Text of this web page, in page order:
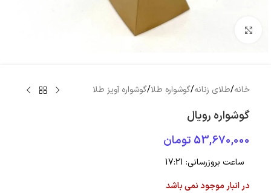
خانه/طلای زنانه/گوشواره طلا/گوشواره آویز طلا
گوشواره رویال
53,670,000 تومان
ساعت بروزرسانی: 17:21
در انبار موجود نمی باشد